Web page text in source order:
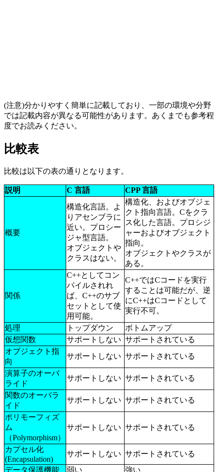
(注意)分かりやすく簡単に記載しており、一部の環境や分野
では記載内容が異なる可能性があります。あくまでも参考程
度でお読みください。
比較表
比較は以下の表の通りとなります。
説明 C 言語 CPP 言語
概要
構造化言語。よ
りアセンブラに
近い。プロシー
ジャ型言語。
オブジェクトや
クラスはない。
構造化、およびオブジェ
クト指向言語。Cをクラ
ス化した言語。プロシジ
ャーおよびオブジェクト
指向。
オブジェクトやクラスが
ある。
関係
C++としてコン
パイルされれ
ば、C++のサブ
セットとして使
用可能。
C++ではCコードを実行
することは可能だが、逆
にC++はCコードとして
実行不可。
処理 トップダウン
ボトムアップ
仮想関数
サポートしない サポートされている
オブジェクト指
向
サポートしない サポートされている
演算子のオーバ
ライド
サポートしない サポートされている
関数のオーバラ
イド
サポートしない サポートされている
ポリモーフィズ
ム
（Polymorphism）
サポートしない サポートされている
カプセル化
(Encapsulation)
サポートしない サポートされている
データ保護機能
弱い 強い